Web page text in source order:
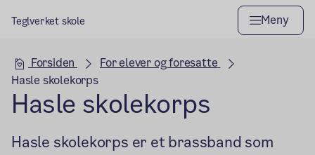
Teglverket skole Meny
Hovedseksjon
Forsiden
For elever og foresatte
Hasle skolekorps
Hasle skolekorps
Hasle skolekorps er et brassband som